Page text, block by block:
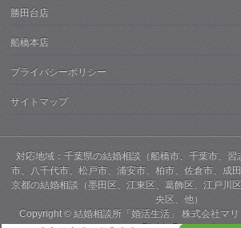
勝田台店
船橋本店
プライバシーポリシー
サイトマップ
対応地域：千葉県の結婚相談（船橋市、千葉市、習
市、八千代市、松戸市、浦安市、柏市、佐倉市、成
京都の結婚相談（墨田区、江東区、葛飾区、江戸川
央区、他）
Copyright © 結婚相談所「婚活生活」 株式会社マ